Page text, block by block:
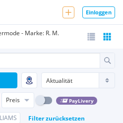
Einloggen
- Marke: R. M.
Preis PayLivery
Filter zurücksetzen